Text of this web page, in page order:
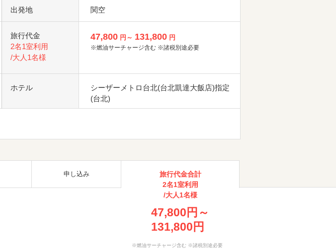
出発地 関空
旅行代金
2名1室利用
/大人1名様
47,800 円～ 131,800 円
※燃油サーチャージ含む ※諸税別途必要
ホテル
シーザーメトロ台北(台北凱達大飯店)指定
(台北)
申し込み
旅行代金合計
2名1室利用
/大人1名様
47,800円～
131,800円
※燃油サーチャージ含む ※諸税別途必要